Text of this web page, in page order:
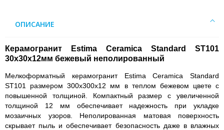
ОПИСАНИЕ
Керамогранит Estima Ceramica Standard ST101
30x30x12мм бежевый неполированный
Мелкоформатный керамогранит Estima Ceramica Standard
ST101 размером 300х300х12 мм в теплом бежевом цвете с
повышенной толщиной. Компактный размер с увеличенной
толщиной 12 мм обеспечивает надежность при укладке
мозаичных узоров. Неполированная матовая поверхность
скрывает пыль и обеспечивает безопасность даже в влажных